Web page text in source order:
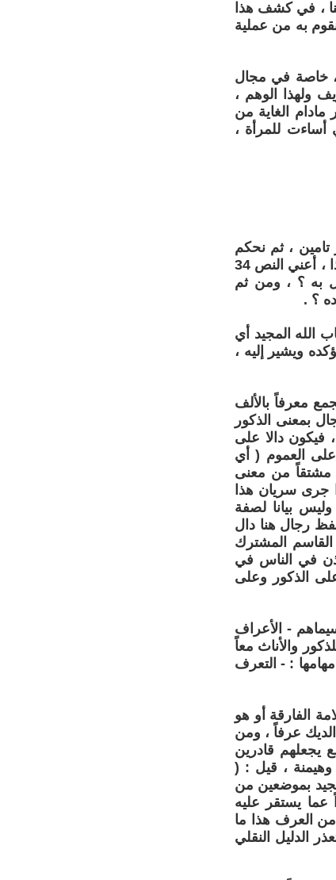
، في كشف هذا
به من عملية
، خاصة في مجال
ولهذا الوهم ،
مادام الغاية من
أساءت للمرأة ،
، ثم نحكم
على ضوء الواقع والعلم مُراد الله ومقصوده ، فالنص الذي جعلناه عنواناً لبحثنا هذا ، أعني النص 34
به ؟ ، ومن ثم
؟ .
الله المجيد أي
ويشير إليه ،
معرفاً بالألف
بمعنى الذكور
فيكون دالا على
العموم ( أي
مشتقاً من معنى
جرى سريان هذا
بيانا لصفة
لا تلهيهم تجارة ولا بيع عن ذكر الله - النور 37 ، و لفظ رجال هنا دال
القاسم المشترك
في الناس في
على الذكور وعلى
- الأعراف
والأناث معاً
: - التعرف
الفارقة أو هو
عرفاً ، ومن
يجعلهم قادرين
، قيل : (
بموضعين من
يستقر عليه
من العرف هذا ما
الدليل النقلي